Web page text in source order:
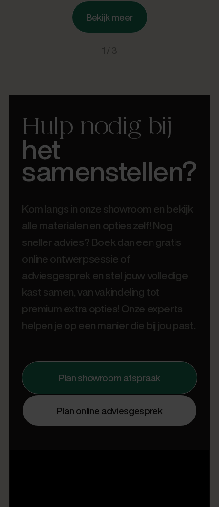
Bekijk meer
1 / 3
Hulp nodig bij
het
samenstellen?
Kom langs in onze showroom en bekijk
alle materialen en opties zelf! Nog
sneller advies? Boek dan een gratis
online ontwerpsessie of
adviesgesprek en stel jouw volledige
kast samen, van vakindeling tot
premium extra opties! Onze experts
helpen je op een manier die bij jou past.
Plan showroom afspraak
Plan online adviesgesprek